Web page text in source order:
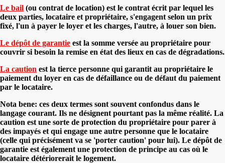
Le bail (ou contrat de location) est le contrat écrit par lequel les
deux parties, locataire et propriétaire, s'engagent selon un prix
fixé, l'un à payer le loyer et les charges, l'autre, à louer son bien.
Le dépôt de garantie est la somme versée au propriétaire pour
couvrir si besoin la remise en état des lieux en cas de dégradations.
La caution est la tierce personne qui garantit au propriétaire le
paiement du loyer en cas de défaillance ou de défaut du paiement
par le locataire.
Nota bene: ces deux termes sont souvent confondus dans le
langage courant. Ils ne désignent pourtant pas la même réalité. La
caution est une sorte de protection du propriétaire pour parer à
des impayés et qui engage une autre personne que le locataire
(celle qui précisément va se 'porter caution' pour lui). Le dépôt de
garantie est également une protection de principe au cas où le
locataire détériorerait le logement.